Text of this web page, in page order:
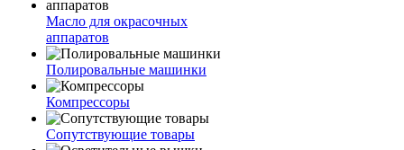
Масло для окрасочных
аппаратов
Полировальные машинки
Компрессоры
Сопутствующие товары